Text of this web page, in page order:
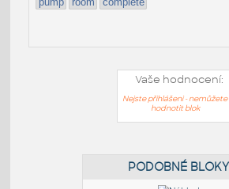
Vaše hodnocení:
Nejste přihlášeni - nemůžete
hodnotit blok